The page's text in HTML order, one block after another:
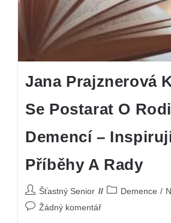
Jana Prajznerová
Se Postarat O
Demencí –
Příběhy A Rady
Šťastný Senior Demence /
Žádný komentář